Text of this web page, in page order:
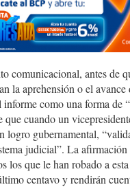
comunicacional, antes de
la aprehensión o el avance
como una forma de
cuando un
logro gubernamental,
judicial”. La afirmación
los que le han robado a
centavo y rendirán